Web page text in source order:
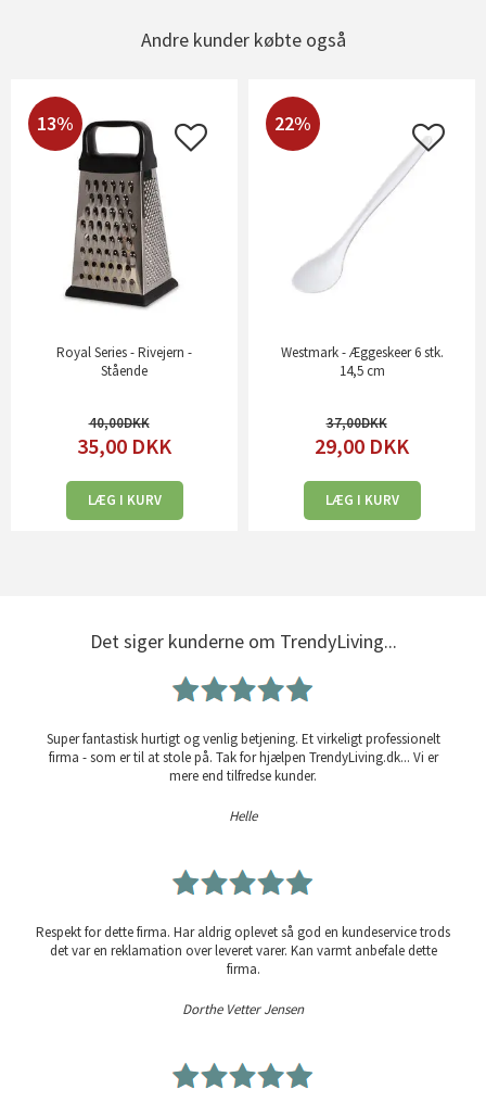
Andre kunder købte også
13%
Royal Series - Rivejern -
Stående
40,00
35,00 DKK
LÆG I KURV
22%
Westmark - Æggeskeer 6 stk.
14,5 cm
37,00
29,00 DKK
LÆG I KURV
Det siger kunderne om TrendyLiving...
Super fantastisk hurtigt og venlig betjening. Et virkeligt professionelt
firma - som er til at stole på. Tak for hjælpen TrendyLiving.dk... Vi er
mere end tilfredse kunder.
Helle
Respekt for dette firma. Har aldrig oplevet så god en kundeservice trods
det var en reklamation over leveret varer. Kan varmt anbefale dette
firma.
Dorthe Vetter Jensen